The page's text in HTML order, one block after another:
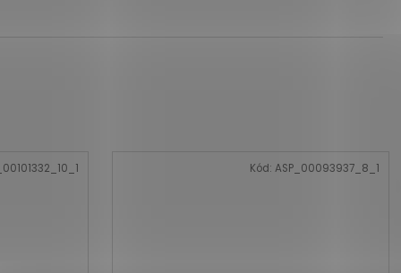
Kód: ASP_00093937_8_1